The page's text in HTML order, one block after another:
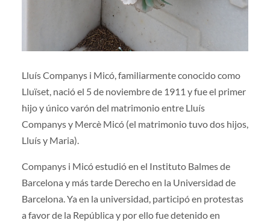
Lluís Companys i Micó, familiarmente conocido como
Lluïset, nació el 5 de noviembre de 1911 y fue el primer
hijo y único varón del matrimonio entre Lluís
Companys y Mercè Micó (el matrimonio tuvo dos hijos,
Lluís y Maria).
Companys i Micó estudió en el Instituto Balmes de
Barcelona y más tarde Derecho en la Universidad de
Barcelona. Ya en la universidad, participó en protestas
a favor de la República y por ello fue detenido en